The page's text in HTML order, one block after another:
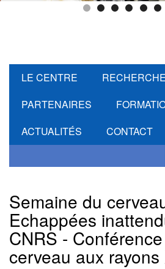
LE CENTRE
RECHERCHE
PARTENAIRES
ACTUALITÉS
CONTACT
Semaine du
Echappées
CNRS -
cerveau aux rayons